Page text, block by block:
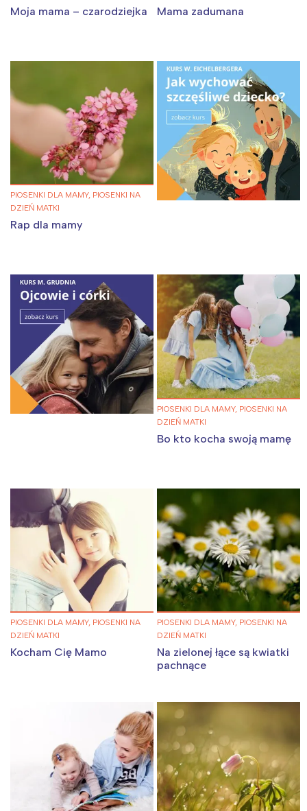
Moja mama – czarodziejka Mama zadumana
PIOSENKI DLA MAMY, PIOSENKI NA
DZIEŃ MATKI
Rap dla mamy
PIOSENKI DLA MAMY, PIOSENKI NA
DZIEŃ MATKI
Bo kto kocha swoją mamę
PIOSENKI DLA MAMY, PIOSENKI NA
DZIEŃ MATKI
Kocham Cię Mamo
PIOSENKI DLA MAMY, PIOSENKI NA
DZIEŃ MATKI
Na zielonej łące są kwiatki
pachnące
Interesują mnie wydarzenia z
tego regionu:
Trójmiasto
Poznań
Wrocław
Południe
Północ
Wszystkie
Wybieram